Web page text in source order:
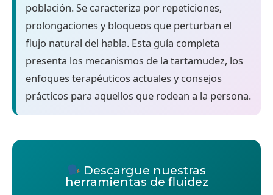
población. Se caracteriza por repeticiones,
prolongaciones y bloqueos que perturban el
flujo natural del habla. Esta guía completa
presenta los mecanismos de la tartamudez, los
enfoques terapéuticos actuales y consejos
prácticos para aquellos que rodean a la persona.
Descargue nuestras
herramientas de fluidez